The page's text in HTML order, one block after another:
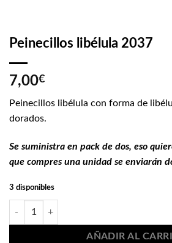
Peinecillos libélula 2037
7,00€
Peinecillos libélula con forma de
dorados.
Se suministra en pack de dos, eso
que compres una unidad se enviarán
3 disponibles
Peinecillos libélula 2037 cantidad
AÑADIR AL